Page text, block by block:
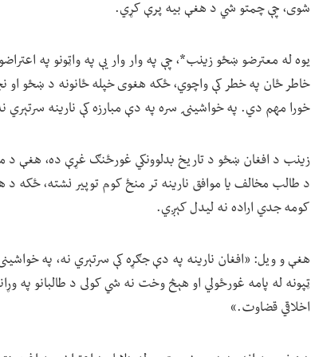
شوی، چې چمتو شي د هغې بیه پرې کړي.
یوه له معترضو ښځو زینب*، چې په وار وار یې په واټونو په
خاطر ځان په خطر کې واچوي، ځکه هغوی خپله ځانونه د ښځو او
خورا مهم دي. په خواشینۍ سره په دې مبارزه کې نارینه سرتېري
زینب د افغان ښځو د تاریخ بدلوونکي غورځنګ غړې ده، هغې د
د طالب مخالف یا موافق نارینه تر منځ کوم توپیر نشته، ځکه د
کومه جدي اراده نه لیدل کېږي.
هغې و ویل: «افغان نارینه په دې جګړه کې سرتېري نه، په
ټپونه له پامه غورځولي او هېڅ وخت نه شي کولی د طالبانو په
اخلاقي قضاوت.»